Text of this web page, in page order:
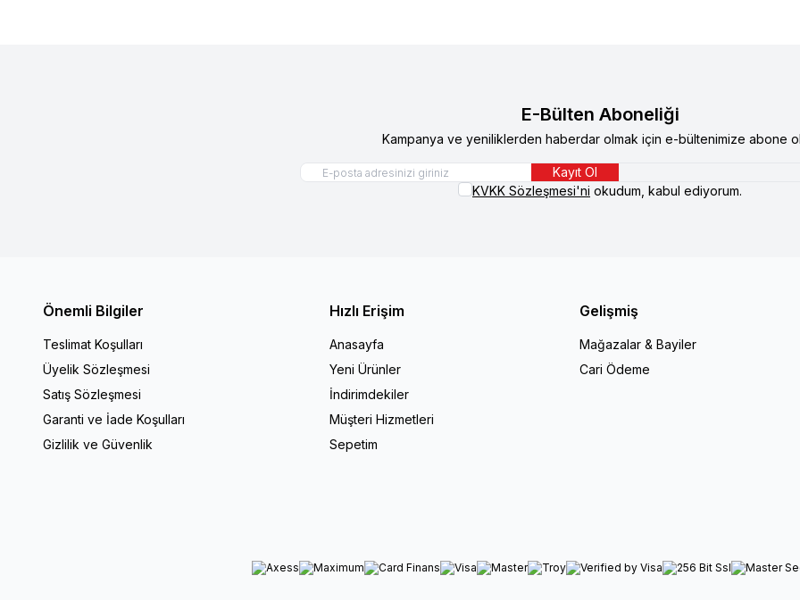
E-Bülten Aboneliği
Kampanya ve yeniliklerden haberdar olmak için e-bültenimize abone
Kayıt Ol
KVKK Sözleşmesi'ni okudum, kabul ediyorum.
Önemli Bilgiler
Teslimat Koşulları
Üyelik Sözleşmesi
Satış Sözleşmesi
Garanti ve İade Koşulları
Gizlilik ve Güvenlik
Hızlı Erişim
Anasayfa
Yeni Ürünler
İndirimdekiler
Müşteri Hizmetleri
Sepetim
Gelişmiş
Mağazalar & Bayiler
Cari Ödeme